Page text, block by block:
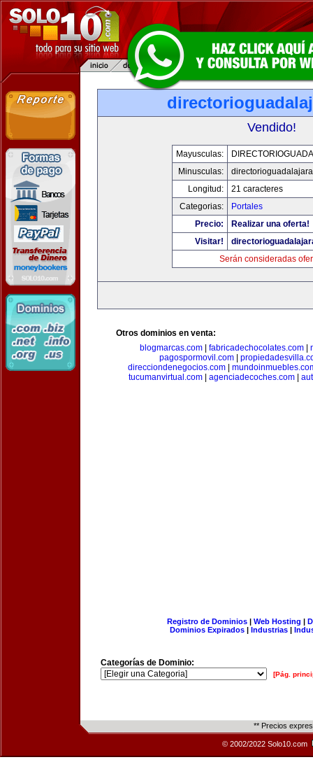
Vendido!
Mayusculas:
Minusculas:
Longitud:
21 caracteres
Categorias:
Portales
Precio:
Realizar una oferta!
Visitar!
Serán consideradas
Otros dominios en venta:
blogmarcas.com
fabricadechocolates.com
pagospormovil.com
direcciondenegocios.com
tucumanvirtual.com| agenciadecoches.com|
Registro de Dominios| Web Hosting |
Dominios Expirados | Industrias |
Categorías de Dominio:
[Pág.
** Precios
© 2002/2022 Solo10.com